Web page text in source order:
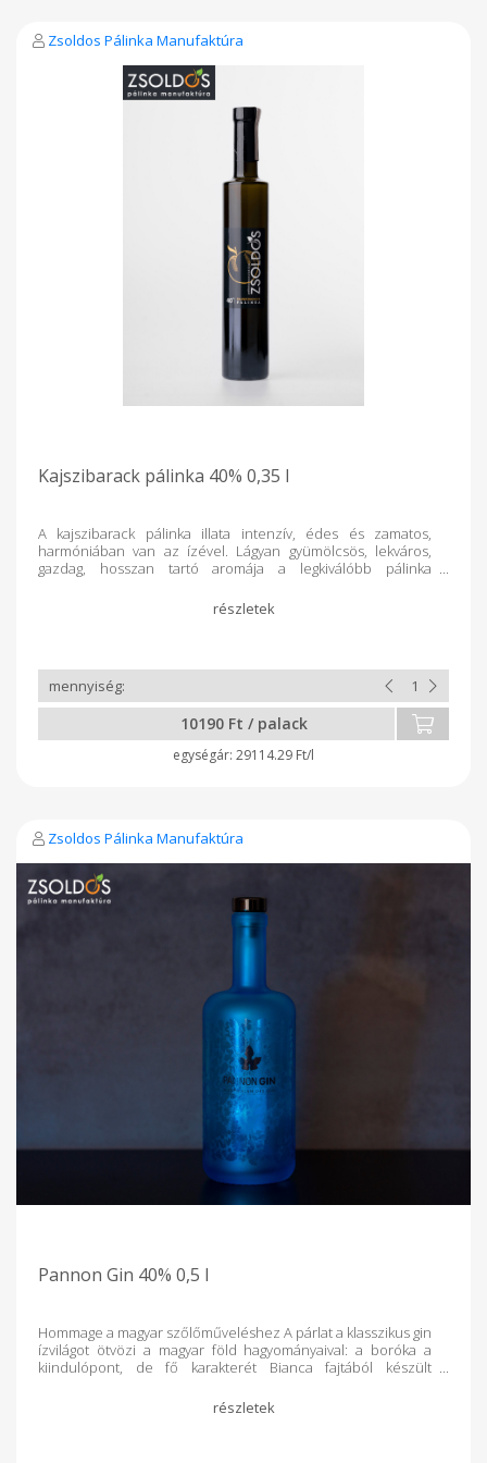
kilógó, parfümösen intenzív illatával tökéletesen harmonizáló
ízvilága könnyen rabul ejt, újra és újra visszakóstolásra csábít.
Fogyasztását leginkább önmagában ajánljuk, érdemes több,
apró kortyban fogyasztani.
Zsoldos Pálinka Manufaktúra
Kajszibarack pálinka 40% 0,35 l
A kajszibarack pálinka illata intenzív, édes és zamatos,
harmóniában van az ízével. Lágyan gyümölcsös, lekváros,
gazdag, hosszan tartó aromája a legkiválóbb pálinka
alkoholtartalommal a gyümölcsössége jobban kiemelkedik.
Virágos, mézes karakterét izgalmasan fűszeressé teheti a
10190 Ft / palack
29114.29 Ft/l
Zsoldos Pálinka Manufaktúra
Pannon Gin 40% 0,5 l
Hommage a magyar szőlőműveléshez A párlat a klasszikus gin
ízvilágot ötvözi a magyar föld hagyományaival: a boróka a
kiindulópont, de fő karakterét Bianca fajtából készült
védjegyet - mert a szellem hazai, az íz világszintű. Garantáltan
100 % magyar alapanyagból, 100 %-ban Magyarországon